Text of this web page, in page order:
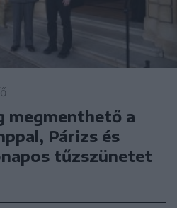
megmenthető a
Párizs és
tűzszünetet